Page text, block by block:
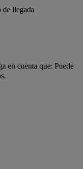
de llegada
en cuenta que: Puede